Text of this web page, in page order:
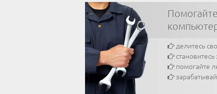
делитесь
помогайте